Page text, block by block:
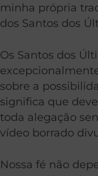
minha própria
dos Santos dos
Os Santos dos
sobre a
significa que
toda alegação
vídeo borrado
Nossa fé não